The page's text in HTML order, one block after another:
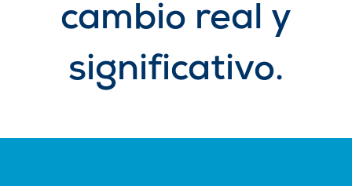
cambio real y
significativo.